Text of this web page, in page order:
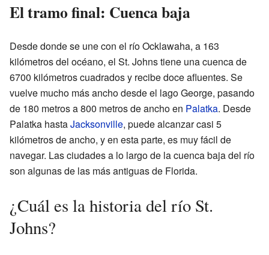
El tramo final: Cuenca baja
Desde donde se une con el río Ocklawaha, a 163
kilómetros del océano, el St. Johns tiene una cuenca de
6700 kilómetros cuadrados y recibe doce afluentes. Se
vuelve mucho más ancho desde el lago George, pasando
de 180 metros a 800 metros de ancho en Palatka. Desde
Palatka hastaJacksonville, puede alcanzar casi 5
kilómetros de ancho, y en esta parte, es muy fácil de
navegar. Las ciudades a lo largo de la cuenca baja del río
son algunas de las más antiguas de Florida.
¿Cuál es la historia del río St.
Johns?